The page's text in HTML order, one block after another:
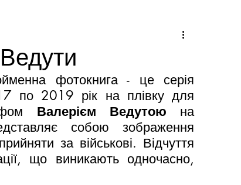
фотокнига - це серія
по 2019 рік на плівку для
Валерієм Ведутою на
собою зображення
за військові. Відчуття
що виникають одночасно,